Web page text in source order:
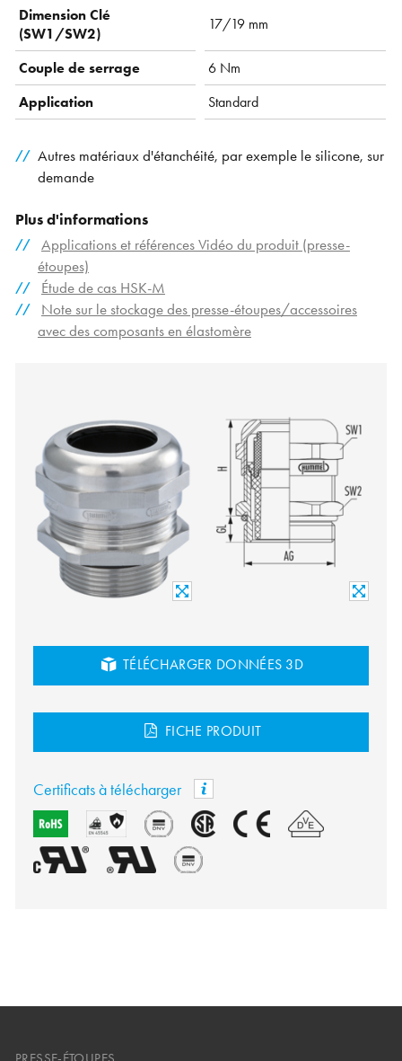
Dimension Clé
(SW1/SW2)
17/19 mm
Couple de serrage
6 Nm
Application
Standard
Autres matériaux d'étanchéité, par exemple le silicone, sur
demande
Plus d'informations
Applications et références Vidéo du produit (presse-
étoupes)
Étude de cas HSK-M
Note sur le stockage des presse-étoupes/accessoires
avec des composants en élastomère
TÉLÉCHARGER DONNÉES 3D
FICHE PRODUIT
Certificats à télécharger